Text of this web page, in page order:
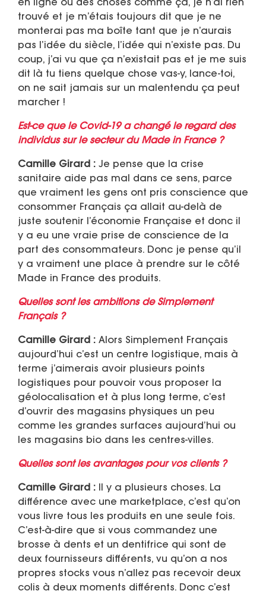
en ligne ou des choses comme ça, je n’ai rien
trouvé et je m’étais toujours dit que je ne
monterai pas ma boîte tant que je n’aurais
pas l’idée du siècle, l’idée qui n’existe pas. Du
coup, j’ai vu que ça n’existait pas et je me suis
dit là tu tiens quelque chose vas-y, lance-toi,
on ne sait jamais sur un malentendu ça peut
marcher !
Est-ce que le Covid-19 a changé le regard des
individus sur le secteur du Made in France ?
Camille Girard : Je pense que la crise
sanitaire aide pas mal dans ce sens, parce
que vraiment les gens ont pris conscience que
consommer Français ça allait au-delà de
juste soutenir l’économie Française et donc il
y a eu une vraie prise de conscience de la
part des consommateurs. Donc je pense qu’il
y a vraiment une place à prendre sur le côté
Made in France des produits.
Quelles sont les ambitions de Simplement
Français ?
Camille Girard : Alors Simplement Français
aujourd’hui c’est un centre logistique, mais à
terme j’aimerais avoir plusieurs points
logistiques pour pouvoir vous proposer la
géolocalisation et à plus long terme, c’est
d’ouvrir des magasins physiques un peu
comme les grandes surfaces aujourd’hui ou
les magasins bio dans les centres-villes.
Quelles sont les avantages pour vos clients ?
Camille Girard : Il y a plusieurs choses. La
différence avec une marketplace, c’est qu’on
vous livre tous les produits en une seule fois.
C’est-à-dire que si vous commandez une
brosse à dents et un dentifrice qui sont de
deux fournisseurs différents, vu qu’on a nos
propres stocks vous n’allez pas recevoir deux
colis à deux moments différents. Donc c’est